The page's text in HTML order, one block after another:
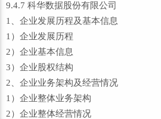
9.4.7 科华数据股份有限公司
1、企业发展历程及基本信息
1）企业发展历程
2）企业基本信息
3）企业股权结构
2、企业业务架构及经营情况
1）企业整体业务架构
2）企业整体经营情况